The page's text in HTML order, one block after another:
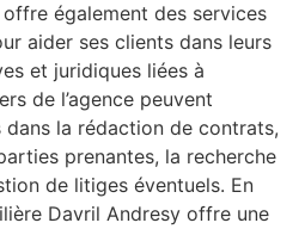
offre également des services
aider ses clients dans leurs
et juridiques liées à
de l’agence peuvent
la rédaction de contrats,
prenantes, la recherche
de litiges éventuels. En
Davril Andresy offre une